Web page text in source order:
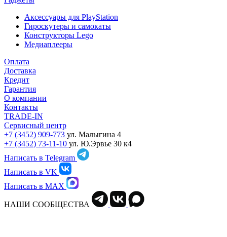
Аксессуары для PlayStation
Гироскутеры и самокаты
Конструкторы Lego
Медиаплееры
Оплата
Доставка
Кредит
Гарантия
О компании
Контакты
TRADE-IN
Сервисный центр
+7 (3452) 909-773 ул. Малыгина 4
+7 (3452) 73-11-10 ул. Ю.Эрвье 30 к4
Написать в Telegram
Написать в VK
Написать в MAX
НАШИ СООБЩЕСТВА